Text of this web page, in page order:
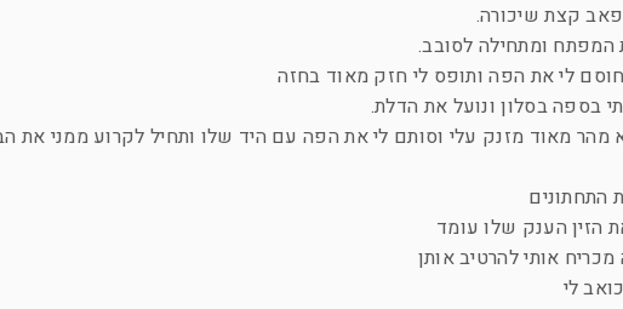
קצת שיכורה.
המפתח ומתחילה לסובב.
לי את הפה ותופס לי חזק מאוד בחזה
בספה בסלון ונועל את הדלת.
מהר מאוד מזנק עלי וסותם לי את הפה עם היד שלו ותחיל לקרוע ממני את
התחתונים
הזין הענק שלו עומד
אותי להרטיב אותן
לי